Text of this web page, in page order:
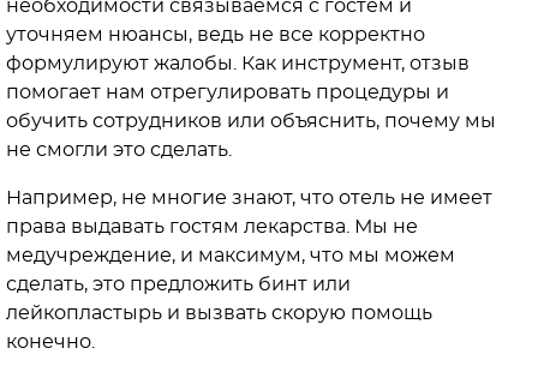
необходимости связываемся с гостем и
уточняем нюансы, ведь не все корректно
формулируют жалобы. Как инструмент, отзыв
помогает нам отрегулировать процедуры и
обучить сотрудников или объяснить, почему мы
не смогли это сделать.
Например, не многие знают, что отель не имеет
права выдавать гостям лекарства. Мы не
медучреждение, и максимум, что мы можем
сделать, это предложить бинт или
лейкопластырь и вызвать скорую помощь
конечно.